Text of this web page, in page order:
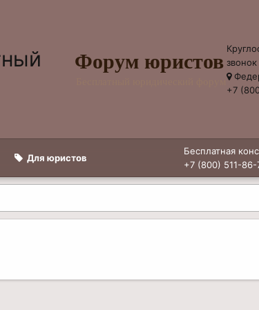
Форум юристов
+7
Для юристов
Бесплатная
+7 (800) 511-86-